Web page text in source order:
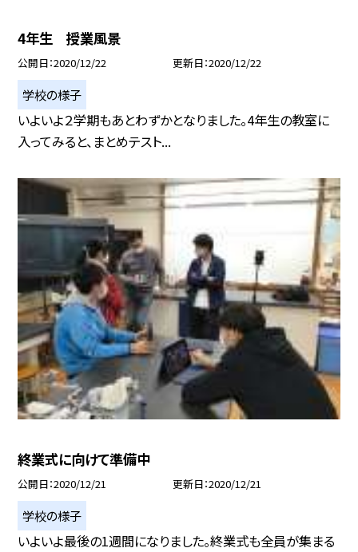
4年生 授業風景
公開日 2020/12/22 更新日 2020/12/22
学校の様子
いよいよ２学期もあとわずかとなりました。4年生の教室に
入ってみると、まとめテスト...
終業式に向けて準備中
公開日 2020/12/21 更新日 2020/12/21
学校の様子
いよいよ最後の1週間になりました。終業式も全員が集まる